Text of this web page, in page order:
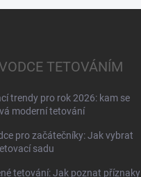
TETOVÁNÍM
trendy pro rok 2026: kam se
moderní tetování
pro začátečníky: Jak vybrat
sadu
tetování: Jak poznat příznaky